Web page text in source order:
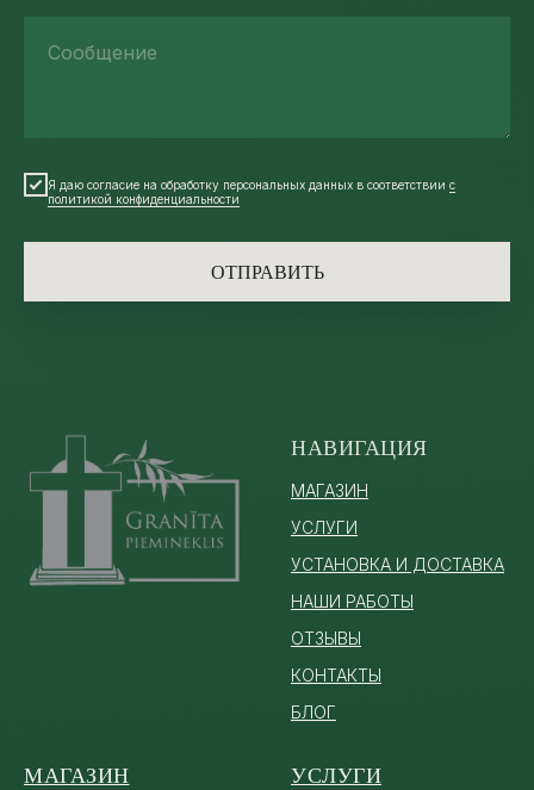
Сообщение
Я даю согласие на обработку персональных данных в соответствии с
политикой конфиденциальности
ОТПРАВИТЬ
НАВИГАЦИЯ
МАГАЗИН
УСЛУГИ
УСТАНОВКА И ДОСТАВКА
НАШИ РАБОТЫ
ОТЗЫВЫ
КОНТАКТЫ
БЛОГ
МАГАЗИН УСЛУГИ